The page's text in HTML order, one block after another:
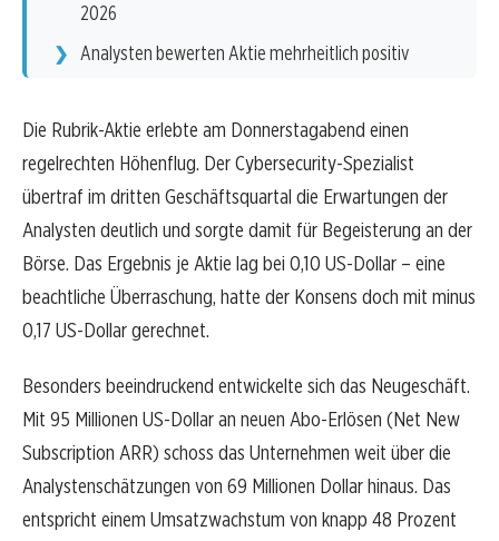
2026
Analysten bewerten Aktie mehrheitlich positiv
Die Rubrik-Aktie erlebte am Donnerstagabend einen
regelrechten Höhenflug. Der Cybersecurity-Spezialist
übertraf im dritten Geschäftsquartal die Erwartungen der
Analysten deutlich und sorgte damit für Begeisterung an der
Börse. Das Ergebnis je Aktie lag bei 0,10 US-Dollar – eine
beachtliche Überraschung, hatte der Konsens doch mit minus
0,17 US-Dollar gerechnet.
Besonders beeindruckend entwickelte sich das Neugeschäft.
Mit 95 Millionen US-Dollar an neuen Abo-Erlösen (Net New
Subscription ARR) schoss das Unternehmen weit über die
Analystenschätzungen von 69 Millionen Dollar hinaus. Das
entspricht einem Umsatzwachstum von knapp 48 Prozent